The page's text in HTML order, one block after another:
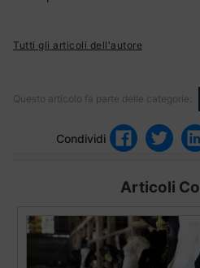
Tutti gli articoli dell'autore
Questo articolo fa parte delle categorie:
Condividi
Articoli